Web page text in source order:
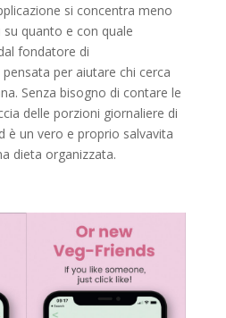
si concentra meno
quanto e con quale
fondatore di
pensata per aiutare chi cerca
Senza bisogno di contare le
delle porzioni giornaliere di
è un vero e proprio salvavita
dieta organizzata.